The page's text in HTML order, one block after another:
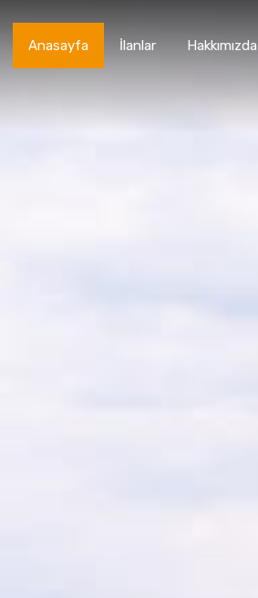
Anasayfa İlanlar Hakkımızda